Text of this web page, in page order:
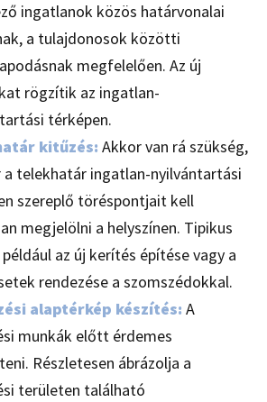
ingatlanok közös határvonalai
a tulajdonosok közötti
megfelelően. Az új
rögzítik az ingatlan-
térképen.
kitűzés: Akkor van rá szükség,
a telekhatár ingatlan-nyilvántartási
szereplő töréspontjait kell
megjelölni a helyszínen. Tipikus
az új kerítés építése vagy a
rendezése a szomszédokkal.
alaptérkép készítés: A
munkák előtt érdemes
Részletesen ábrázolja a
területen található